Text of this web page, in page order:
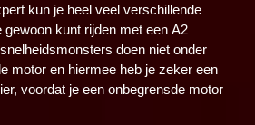
kun je heel veel verschillende
gewoon kunt rijden met een A2
doen niet onder
motor en hiermee heb je zeker een
voordat je een onbegrensde motor